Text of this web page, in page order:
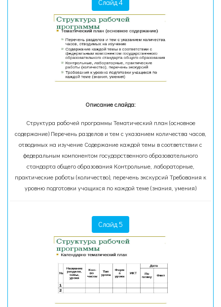
Слайд 4
Описание слайда:
Структура рабочей программы Тематический план (основное
содержание) Перечень разделов и тем с указанием количества часов,
отводимых на изучение Содержание каждой темы в соответствии с
федеральным компонентом государственного образовательного
стандарта общего образования Контрольные, лабораторные,
практические работы (количество), перечень экскурсий Требования к
уровню подготовки учащихся по каждой теме (знания, умения)
Слайд 5